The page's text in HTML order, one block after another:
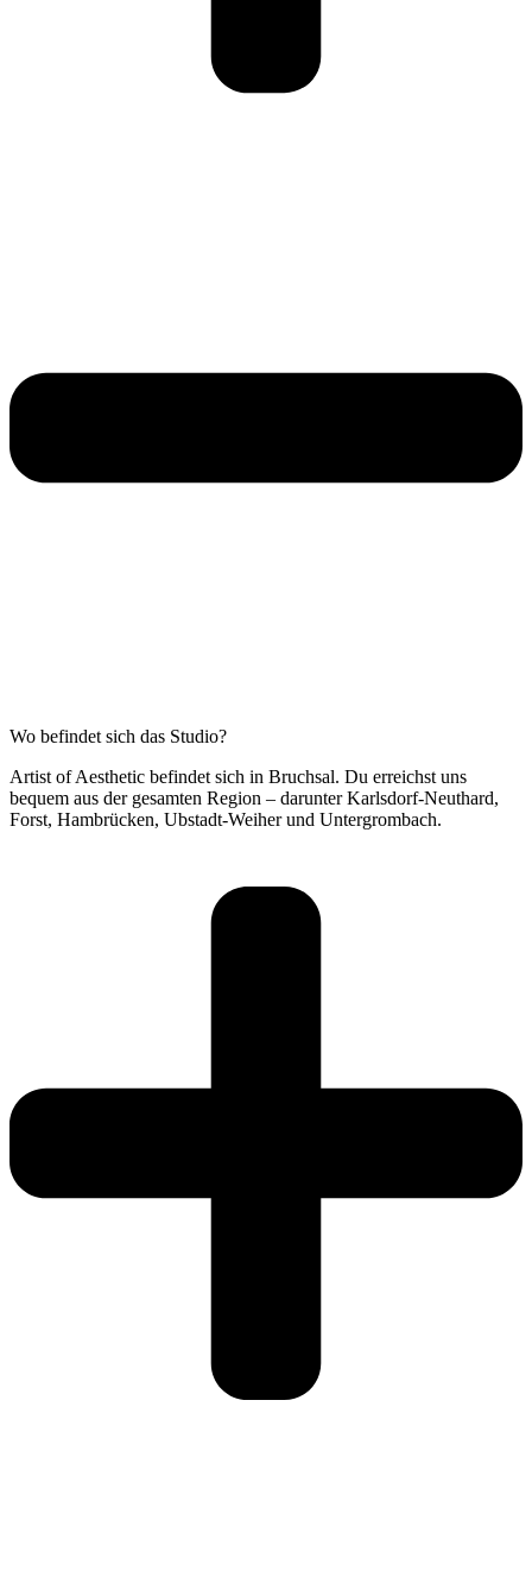
Wo befindet sich das Studio?
Artist of Aesthetic befindet sich in Bruchsal. Du erreichst uns
bequem aus der gesamten Region – darunter Karlsdorf-Neuthard,
Forst, Hambrücken, Ubstadt-Weiher und Untergrombach.